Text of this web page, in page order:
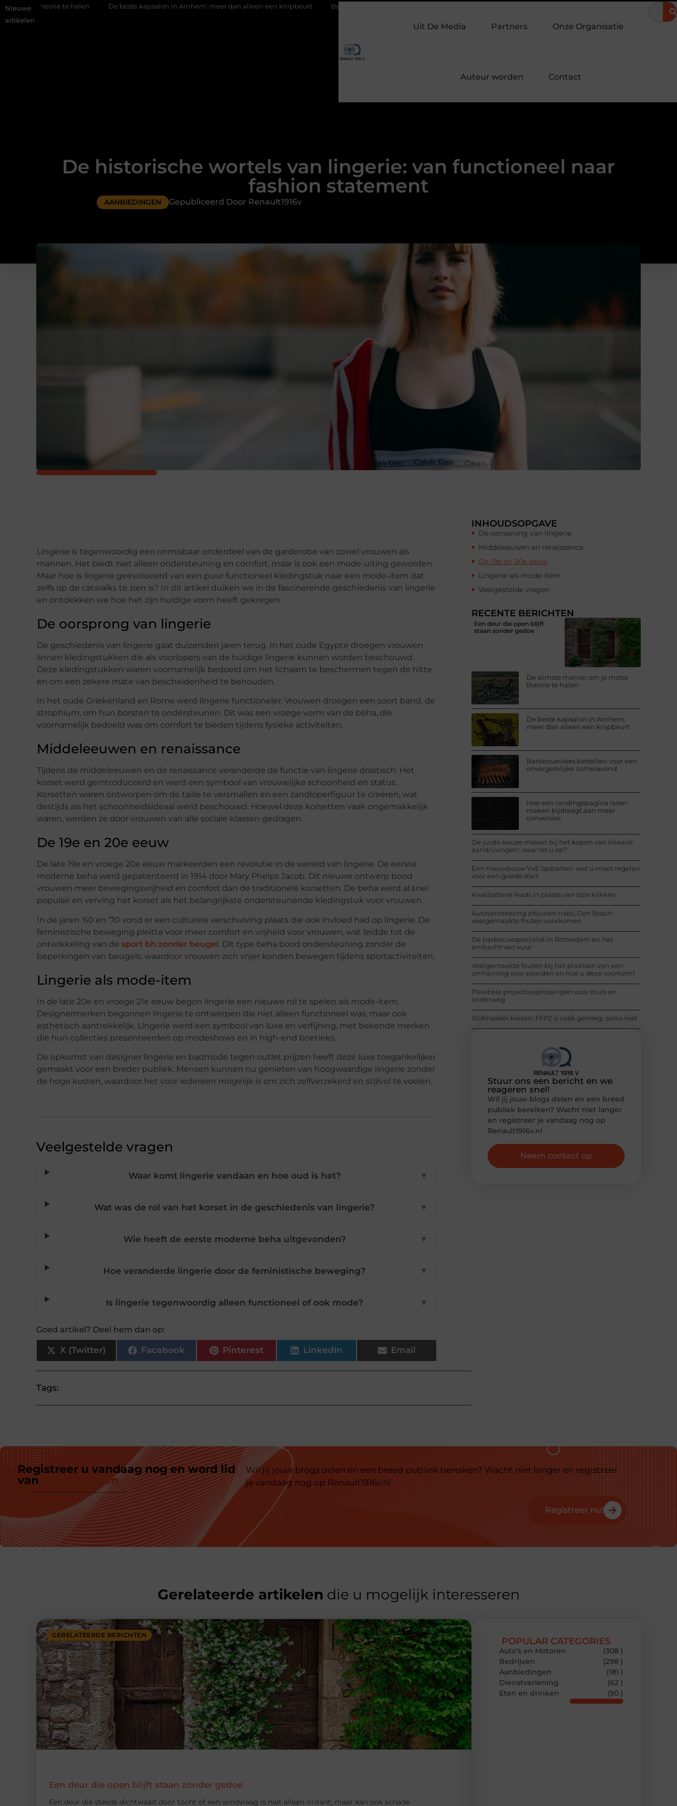
Nieuwe
artikelen
te halen De beste kapsalon in Arnhem: meer dan alleen een knipbeurt Barbecuevlees bestellen voor een onvergetelijke zomeravond Hoe een landingspagina laten maken bijdraagt aan
Uit De Media Partners Onze Organisatie
Auteur worden Contact
De historische wortels van lingerie: van functioneel naar
fashion statement
AANBIEDINGEN Gepubliceerd Door Renault1916v
Lingerie is tegenwoordig een onmisbaar onderdeel van de garderobe van zowel vrouwen als
mannen. Het biedt niet alleen ondersteuning en comfort, maar is ook een mode-uiting geworden.
Maar hoe is lingerie geëvolueerd van een puur functioneel kledingstuk naar een mode-item dat
zelfs op de catwalks te zien is? In dit artikel duiken we in de fascinerende geschiedenis van lingerie
en ontdekken we hoe het zijn huidige vorm heeft gekregen.
De oorsprong van lingerie
De geschiedenis van lingerie gaat duizenden jaren terug. In het oude Egypte droegen vrouwen
linnen kledingstukken die als voorlopers van de huidige lingerie kunnen worden beschouwd.
Deze kledingstukken waren voornamelijk bedoeld om het lichaam te beschermen tegen de hitte
en om een zekere mate van bescheidenheid te behouden.
In het oude Griekenland en Rome werd lingerie functioneler. Vrouwen droegen een soort band, de
strophium, om hun borsten te ondersteunen. Dit was een vroege vorm van de beha, die
voornamelijk bedoeld was om comfort te bieden tijdens fysieke activiteiten.
Middeleeuwen en renaissance
Tijdens de middeleeuwen en de renaissance veranderde de functie van lingerie drastisch. Het
korset werd geïntroduceerd en werd een symbool van vrouwelijke schoonheid en status.
Korsetten waren ontworpen om de taille te versmallen en een zandloperfiguur te creëren, wat
destijds als het schoonheidsideaal werd beschouwd. Hoewel deze korsetten vaak ongemakkelijk
waren, werden ze door vrouwen van alle sociale klassen gedragen.
De 19e en 20e eeuw
De late 19e en vroege 20e eeuw markeerden een revolutie in de wereld van lingerie. De eerste
moderne beha werd gepatenteerd in 1914 door Mary Phelps Jacob. Dit nieuwe ontwerp bood
vrouwen meer bewegingsvrijheid en comfort dan de traditionele korsetten. De beha werd al snel
populair en verving het korset als het belangrijkste ondersteunende kledingstuk voor vrouwen.
In de jaren ’60 en ’70 vond er een culturele verschuiving plaats die ook invloed had op lingerie. De
feministische beweging pleitte voor meer comfort en vrijheid voor vrouwen, wat leidde tot de
ontwikkeling van de sport bh zonder beugel. Dit type beha bood ondersteuning zonder de
beperkingen van beugels, waardoor vrouwen zich vrijer konden bewegen tijdens sportactiviteiten.
Lingerie als mode-item
In de late 20e en vroege 21e eeuw begon lingerie een nieuwe rol te spelen als mode-item.
Designermerken begonnen lingerie te ontwerpen die niet alleen functioneel was, maar ook
esthetisch aantrekkelijk. Lingerie werd een symbool van luxe en verfijning, met bekende merken
die hun collecties presenteerden op modeshows en in high-end boetieks.
De opkomst van designer lingerie en badmode tegen outlet prijzen heeft deze luxe toegankelijker
gemaakt voor een breder publiek. Mensen kunnen nu genieten van hoogwaardige lingerie zonder
de hoge kosten, waardoor het voor iedereen mogelijk is om zich zelfverzekerd en stijlvol te voelen.
Veelgestelde vragen
Waar komt lingerie vandaan en hoe oud is het? ▼
Wat was de rol van het korset in de geschiedenis van lingerie? ▼
Wie heeft de eerste moderne beha uitgevonden? ▼
Hoe veranderde lingerie door de feministische beweging? ▼
Is lingerie tegenwoordig alleen functioneel of ook mode? ▼
Goed artikel? Deel hem dan op:
X (Twitter) Facebook Pinterest LinkedIn Email
Tags:
INHOUDSOPGAVE
De oorsprong van lingerie
Middeleeuwen en renaissance
De 19e en 20e eeuw
Lingerie als mode-item
Veelgestelde vragen
RECENTE BERICHTEN
Een deur die open blijft
staan zonder gedoe
De slimste manier om je motor
theorie te halen
De beste kapsalon in Arnhem:
meer dan alleen een knipbeurt
Barbecuevlees bestellen voor een
onvergetelijke zomeravond
Hoe een landingspagina laten
maken bijdraagt aan meer
conversies
De juiste keuze maken bij het kopen van lineaire
aandrijvingen: waar let u op?
Een nieuwbouw VvE opstarten: wat u moet regelen
voor een goede start
Kwalitatieve leads in plaats van loze klikken
Autoverzekering afsluiten nabij Den Bosch:
veelgemaakte fouten voorkomen
De barbecuespecialist in Rotterdam en het
ambacht van vuur
Veelgemaakte fouten bij het plaatsen van een
omheining voor paarden en hoe u deze voorkomt
Flexibele projectieoplossingen voor thuis en
onderweg
Stofmasker kiezen: FFP2 is vaak genoeg, soms niet
Stuur ons een bericht en we
reageren snel!
Wil jij jouw blogs delen en een breed
publiek bereiken? Wacht niet langer
en registreer je vandaag nog op
Renault1916v.nl
Neem contact op
Registreer u vandaag nog en word lid
van
ons platform
Wil jij jouw blogs delen en een breed publiek bereiken? Wacht niet langer en registreer
je vandaag nog op Renault1916v.nl
Registreer nu!
Gerelateerde artikelen die u mogelijk interesseren
GERELATEERDE BERICHTEN
Een deur die open blijft staan zonder gedoe
Een deur die steeds dichtwaait door tocht of een windvlaag is niet alleen irritant, maar kan ook schade
POPULAR CATEGORIES
Auto’s en Motoren
(308 )
Bedrijven
(298 )
Aanbiedingen
(181 )
Dienstverlening
(62 )
Eten en drinken
(50 )